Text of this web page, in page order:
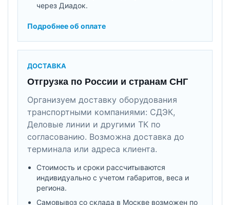
через Диадок.
Подробнее об оплате
ДОСТАВКА
Отгрузка по России и странам СНГ
Организуем доставку оборудования
транспортными компаниями: СДЭК,
Деловые линии и другими ТК по
согласованию. Возможна доставка до
терминала или адреса клиента.
Стоимость и сроки рассчитываются
индивидуально с учетом габаритов, веса и
региона.
Самовывоз со склада в Москве возможен по